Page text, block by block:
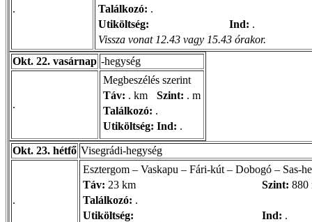
.
Találkozó: .
Utiköltség:
Ind: .
Vissza vonat 12.43 vagy 15.43 órakor.
Okt. 22. vasárnap -hegység
.
Megbeszélés szerint
Táv: . km Szint: . m
Találkozó: .
Utiköltség: Ind: .
Okt. 23. hétfő Visegrádi-hegység
.
Esztergom – Vaskapu – Fári-kút – Dobogó – Sas-
Táv: 23 km Szint: 880
Találkozó: .
Utiköltség:
Ind: .